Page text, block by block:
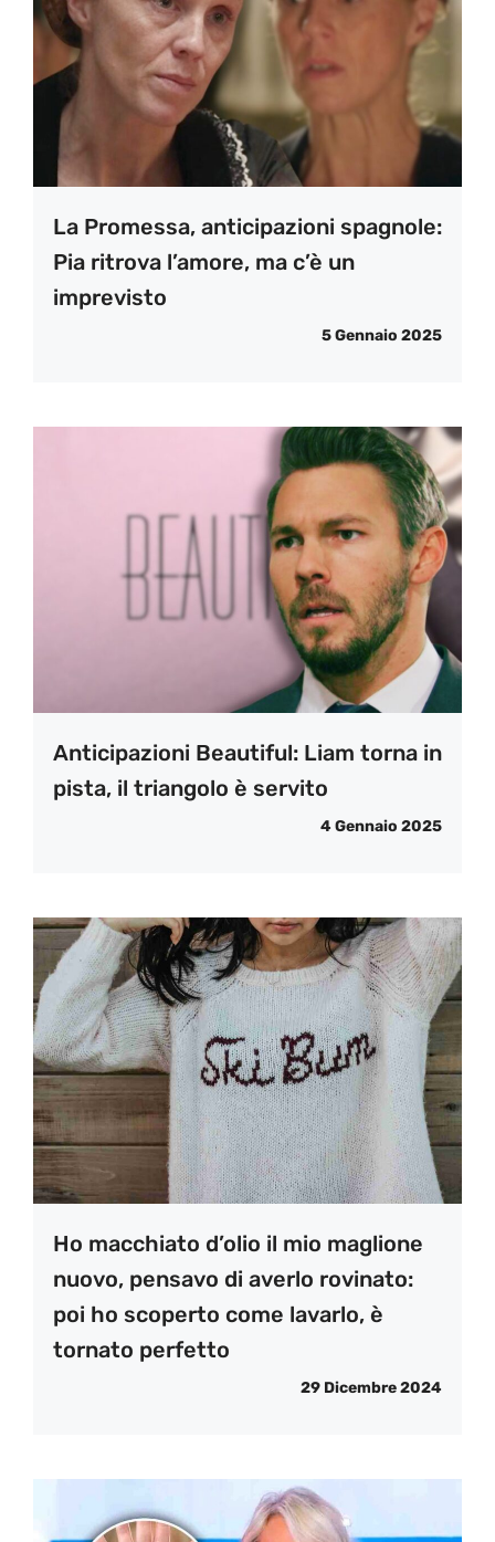
La Promessa, anticipazioni spagnole:
Pia ritrova l’amore, ma c’è un
imprevisto
5 Gennaio 2025
Anticipazioni Beautiful: Liam torna in
pista, il triangolo è servito
4 Gennaio 2025
Ho macchiato d’olio il mio maglione
nuovo, pensavo di averlo rovinato:
poi ho scoperto come lavarlo, è
tornato perfetto
29 Dicembre 2024